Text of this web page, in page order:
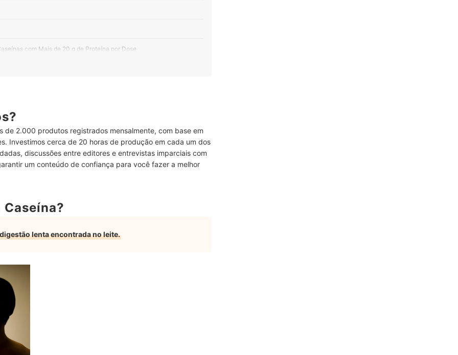
com Mais de 20 g de Proteína por Dose
Variadas, Escolha Caseínas com Sabor Neutro
Opte por Embalagens de Até 500 g
Isso Aconteça?
Causar?
de 2.000 produtos registrados mensalmente, com base em
Investimos cerca de 20 horas de produção em cada um dos
discussões entre editores e entrevistas imparciais com
um conteúdo de confiança para você fazer a melhor
lenta encontrada no leite.